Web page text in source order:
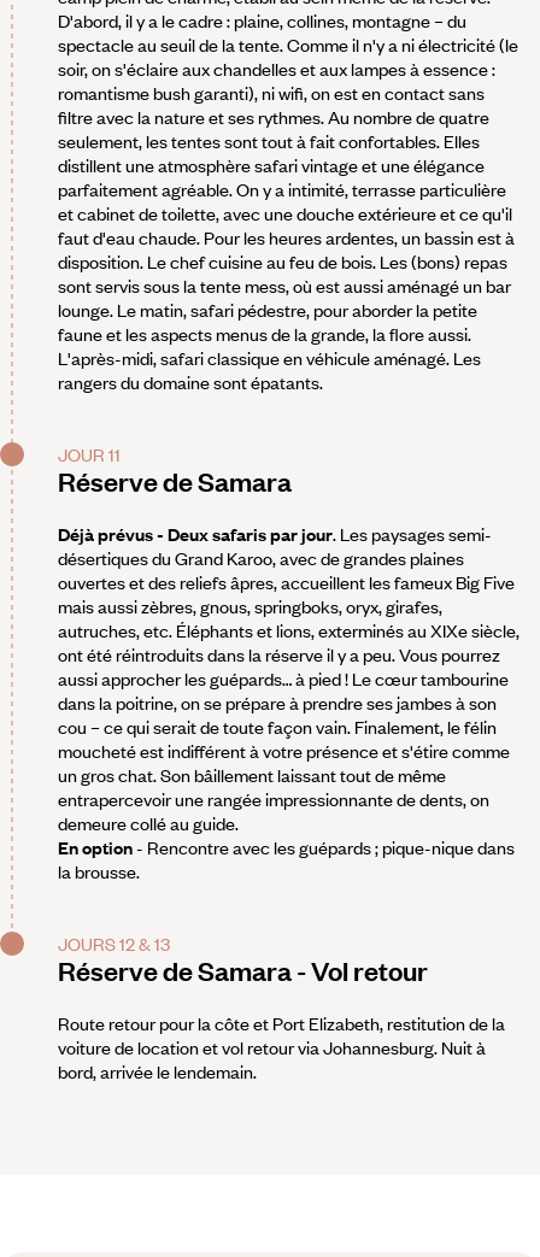
D'abord, il y a le cadre : plaine, collines, montagne – du
spectacle au seuil de la tente. Comme il n'y a ni électricité (le
soir, on s'éclaire aux chandelles et aux lampes à essence :
romantisme bush garanti), ni wifi, on est en contact sans
filtre avec la nature et ses rythmes. Au nombre de quatre
seulement, les tentes sont tout à fait confortables. Elles
distillent une atmosphère safari vintage et une élégance
parfaitement agréable. On y a intimité, terrasse particulière
et cabinet de toilette, avec une douche extérieure et ce qu'il
faut d'eau chaude. Pour les heures ardentes, un bassin est à
disposition. Le chef cuisine au feu de bois. Les (bons) repas
sont servis sous la tente mess, où est aussi aménagé un bar
lounge. Le matin, safari pédestre, pour aborder la petite
faune et les aspects menus de la grande, la flore aussi.
L'après-midi, safari classique en véhicule aménagé. Les
rangers du domaine sont épatants.
JOUR 11
Réserve de Samara
Déjà prévus - Deux safaris par jour. Les paysages semi-
désertiques du Grand Karoo, avec de grandes plaines
ouvertes et des reliefs âpres, accueillent les fameux Big Five
mais aussi zèbres, gnous, springboks, oryx, girafes,
autruches, etc. Éléphants et lions, exterminés au XIXe siècle,
ont été réintroduits dans la réserve il y a peu. Vous pourrez
aussi approcher les guépards… à pied ! Le cœur tambourine
dans la poitrine, on se prépare à prendre ses jambes à son
cou – ce qui serait de toute façon vain. Finalement, le félin
moucheté est indifférent à votre présence et s'étire comme
un gros chat. Son bâillement laissant tout de même
entrapercevoir une rangée impressionnante de dents, on
demeure collé au guide.
En option- Rencontre avec les guépards ; pique-nique dans
la brousse.
JOURS 12 & 13
Réserve de Samara - Vol retour
Route retour pour la côte et Port Elizabeth, restitution de la
voiture de location et vol retour via Johannesburg. Nuit à
bord, arrivée le lendemain.